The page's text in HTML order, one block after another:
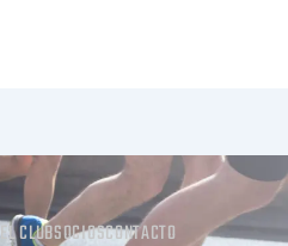
EL CLUBSOCIOSCONTACTO